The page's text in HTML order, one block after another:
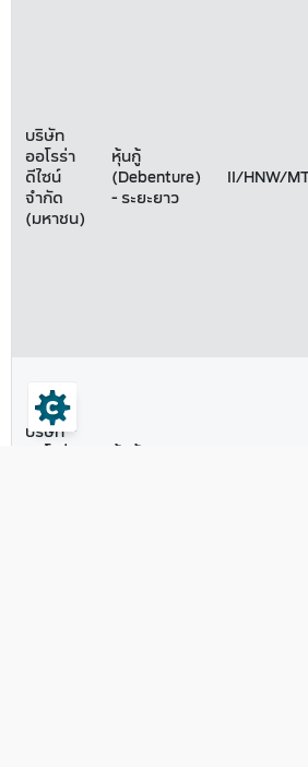
บริษัท
ออโรร่า
ดีไซน์
จำกัด
(มหาชน)
หุ้นกู้
(Debenture)
- ระยะยาว
II/HNW/
บริษัท
ออโรร่า
หุ้นกู้